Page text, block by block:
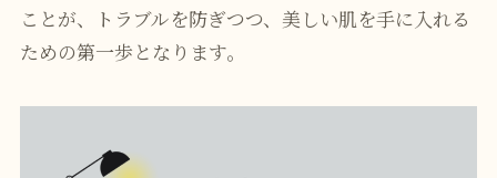
ことが、トラブルを防ぎつつ、美しい肌を手に入れる
ための第一歩となります。